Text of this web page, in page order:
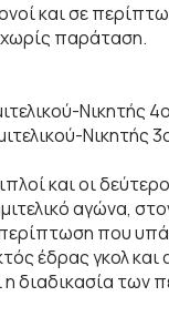
και σε
χωρίς παράταση.
Νικητής
Νικητής
και οι
αγώνα,
που
έδρας γκολ
διαδικασία των